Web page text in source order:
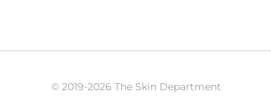
© 2019-2026 The Skin Department